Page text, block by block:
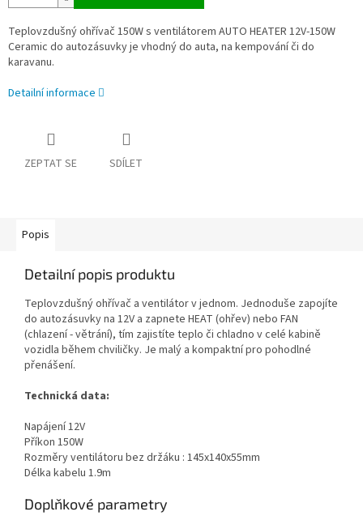
Teplovzdušný ohřívač 150W s ventilátorem AUTO HEATER 12V-150W
Ceramic do autozásuvky je vhodný do auta, na kempování či do
karavanu.
Detailní informace
ZEPTAT SE SDÍLET
Popis
Detailní popis produktu
Teplovzdušný ohřívač a ventilátor v jednom. Jednoduše zapojíte
do autozásuvky na 12V a zapnete HEAT (ohřev) nebo FAN
(chlazení - větrání), tím zajistíte teplo či chladno v celé kabině
vozidla během chviličky. Je malý a kompaktní pro pohodlné
přenášení.
Technická data:
Napájení 12V
Příkon 150W
Rozměry ventilátoru bez držáku : 145x140x55mm
Délka kabelu 1.9m
Doplňkové parametry